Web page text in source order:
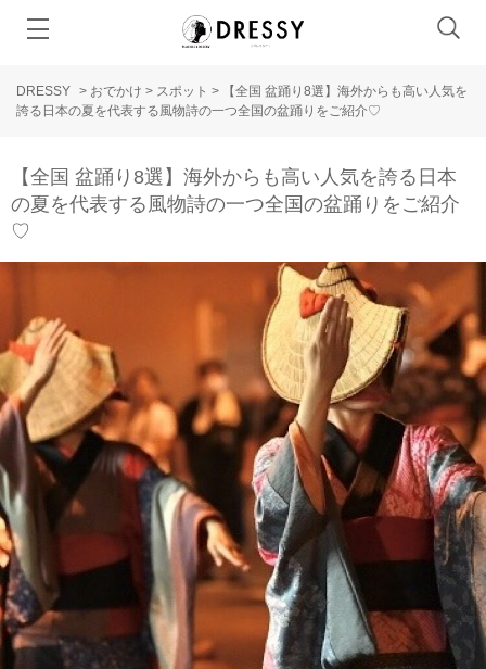
DRESSY > おでかけ > スポット >
【全国 盆踊り8選】海外からも高い人気を
誇る日本の夏を代表する風物詩の一つ全国の盆踊りをご紹介♡
【全国 盆踊り8選】海外からも高い人気を誇る日本
の夏を代表する風物詩の一つ全国の盆踊りをご紹介
♡